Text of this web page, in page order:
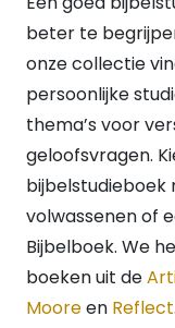
Geen
KOKER
Geen koker
VERWACHT
Nee (78)
HEEFT DUMMY
Nee (78)
UITVOERING
Hardback (3)
Paperback
Puzzel (1)
Kaarten (1)
beter te
onze collectie
persoonlijke
thema’s voor
geloofsvragen.
volwassenen of
Bijbelboek. We
boeken uit de
Mooreen Reflect.